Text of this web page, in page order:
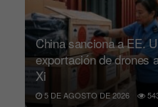
China sanciona a EE.
exportación de drones
Xi
5 DE AGOSTO DE 2026